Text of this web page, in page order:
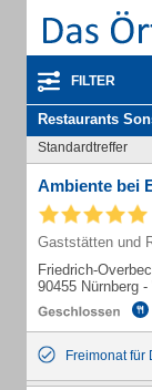
FILTER
Restaurants
Standardtreffer
Ambiente bei
Gaststätten und
Friedrich-
90455 Nürnberg
Freimonat für